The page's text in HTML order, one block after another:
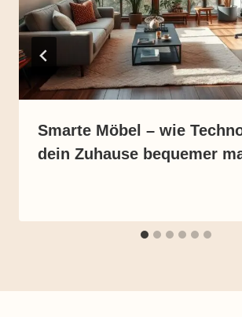
Smarte Möbel – wie
dein Zuhause bequemer